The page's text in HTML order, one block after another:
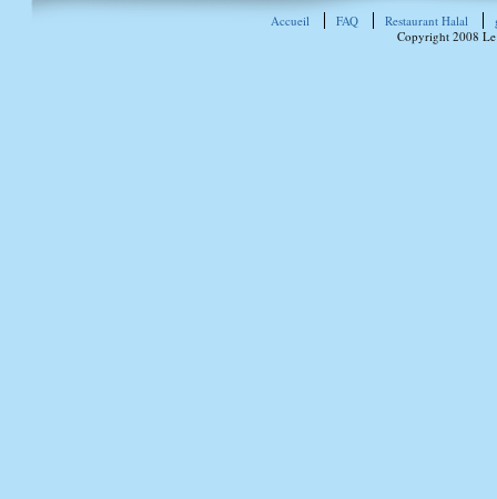
Accueil FAQ Restaurant Halal
Copyright 2008